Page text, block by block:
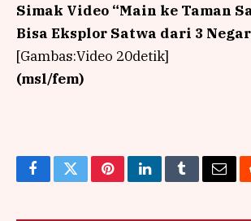
Simak Video “Main ke Taman
Bisa Eksplor Satwa dari 3
[Gambas:Video 20detik]
(msl/fem)
FacebookTwitterPinterestLinkedInTumblr